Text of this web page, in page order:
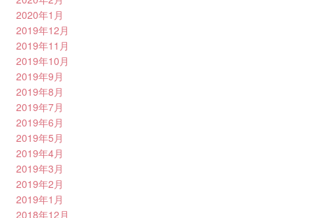
2020年1月
2019年12月
2019年11月
2019年10月
2019年9月
2019年8月
2019年7月
2019年6月
2019年5月
2019年4月
2019年3月
2019年2月
2019年1月
2018年12月